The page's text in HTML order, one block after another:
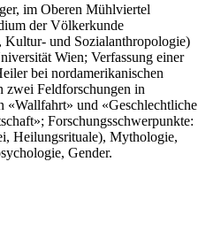
im Oberen Mühlviertel
der Völkerkunde
Kultur- und Sozialanthropologie)
Wien; Verfassung einer
bei nordamerikanischen
Feldforschungen in
«Wallfahrt» und «Geschlechtliche
Forschungsschwerpunkte:
Heilungsrituale), Mythologie,
Gender.